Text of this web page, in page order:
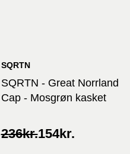
SQRTN
SQRTN - Great Norrland
Cap - Mosgrøn kasket
236kr.
Original154kr.
Current